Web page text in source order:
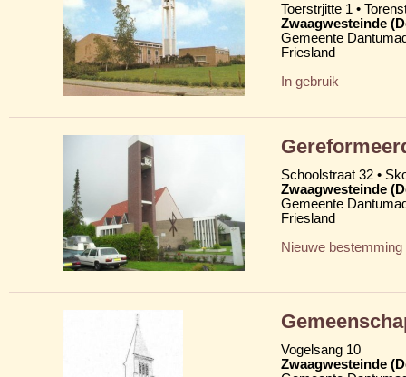
Toerstrjitte 1 •
Zwaagwesteinde
Gemeente
Friesland
In gebruik
Schoolstraat 32 •
Zwaagwesteinde
Gemeente
Friesland
Nieuwe bestemming
Vogelsang 10
Zwaagwesteinde